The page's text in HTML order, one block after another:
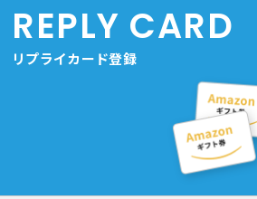
REPLY CARD
リプライカード登録